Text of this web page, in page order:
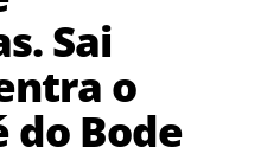
Sai
o
do Bode